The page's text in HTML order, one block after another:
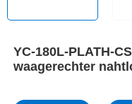
YC-180L-PLATH-
waagerechter